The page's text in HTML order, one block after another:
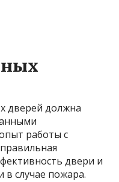
дверей должна
работы с
двери и
в случае пожара.